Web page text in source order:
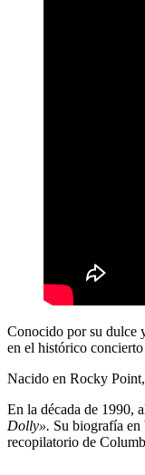
Conocido por su dulce
en el histórico concierto
Nacido en Rocky
En la década de 1990,
Dolly». Su biografía en
recopilatorio de